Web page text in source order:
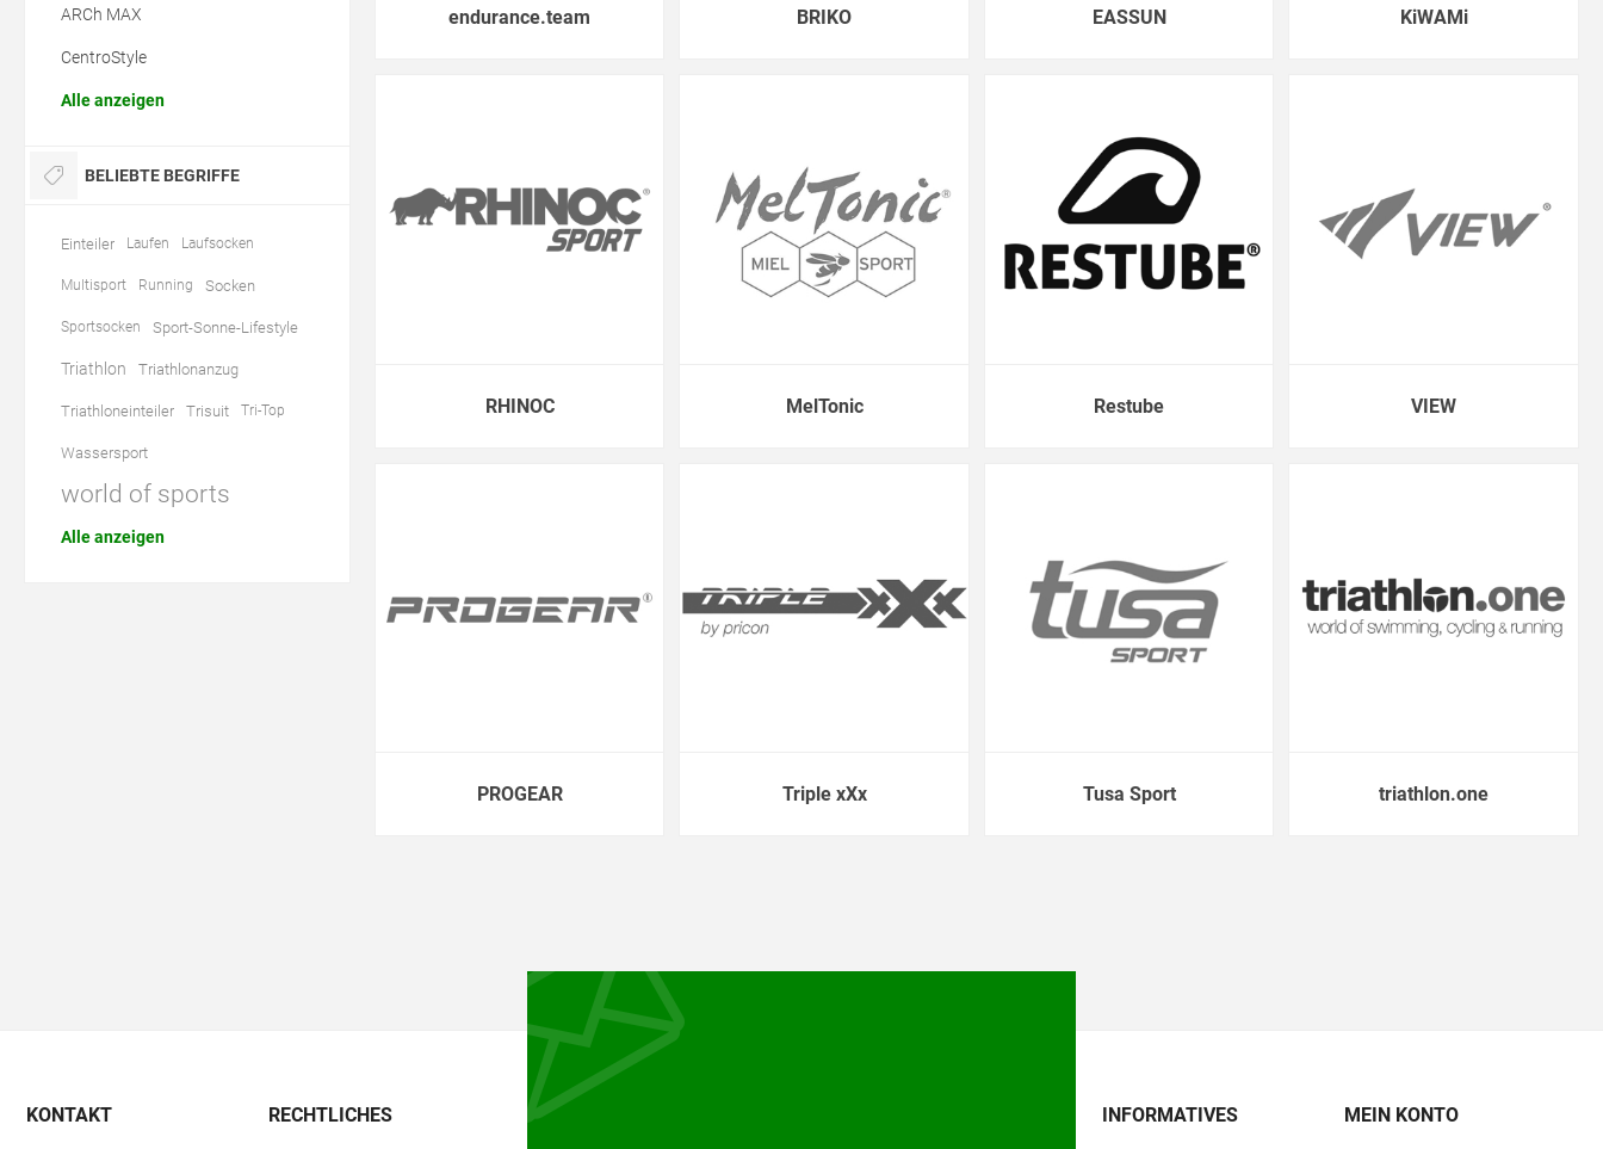
endurance.team BRIKO EASSUN KiWAMi
RHINOC MelTonic Restube VIEW
PROGEAR Triple xXx Tusa Sport triathlon.one
ARCh MAX
CentroStyle
Alle anzeigen
BELIEBTE BEGRIFFE
Einteiler Laufen Laufsocken
Multisport Running Socken
Sportsocken Sport-Sonne-Lifestyle
Triathlon Triathlonanzug
Triathloneinteiler Trisuit Tri-Top
Wassersport
world of sports
Alle anzeigen
KONTAKT RECHTLICHES INFORMATIVES MEIN KONTO